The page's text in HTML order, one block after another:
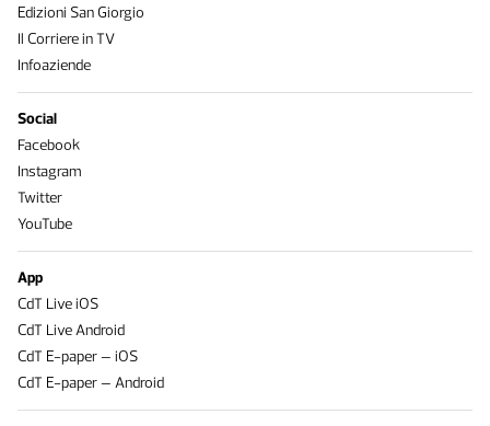
Edizioni San Giorgio
Il Corriere in TV
Infoaziende
Social
Facebook
Instagram
Twitter
YouTube
App
CdT Live iOS
CdT Live Android
CdT E-paper – iOS
CdT E-paper – Android